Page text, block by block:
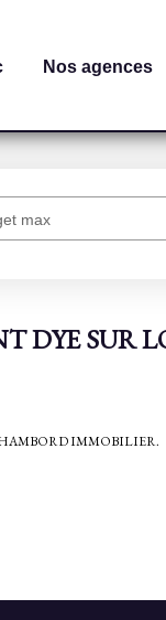
Nos agences
max
DYE SUR
CHAMBORD IMMOBILIER.